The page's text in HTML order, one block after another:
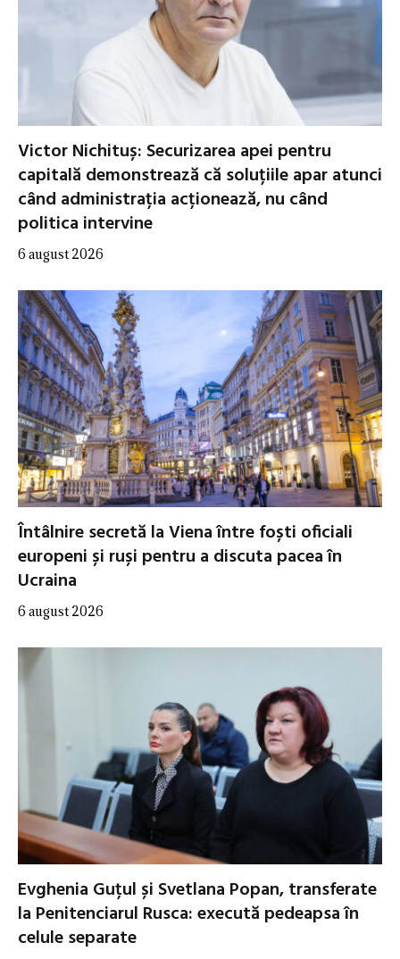
Victor Nichituș: Securizarea apei pentru
capitală demonstrează că soluțiile apar atunci
când administrația acționează, nu când
politica intervine
6 august 2026
Întâlnire secretă la Viena între foști oficiali
europeni și ruși pentru a discuta pacea în
Ucraina
6 august 2026
Evghenia Guțul și Svetlana Popan, transferate
la Penitenciarul Rusca: execută pedeapsa în
celule separate